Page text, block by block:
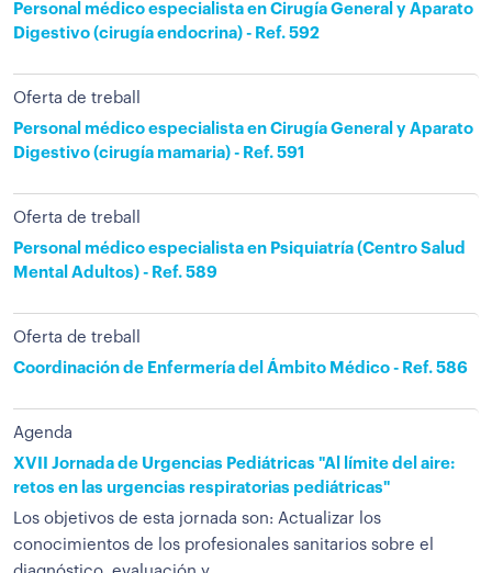
Personal médico especialista en Cirugía General y Aparato
Digestivo (cirugía endocrina) - Ref. 592
Oferta de treball
Personal médico especialista en Cirugía General y Aparato
Digestivo (cirugía mamaria) - Ref. 591
Oferta de treball
Personal médico especialista en Psiquiatría (Centro Salud
Mental Adultos) - Ref. 589
Oferta de treball
Coordinación de Enfermería del Ámbito Médico - Ref. 586
Agenda
XVII Jornada de Urgencias Pediátricas "Al límite del aire:
retos en las urgencias respiratorias pediátricas"
Los objetivos de esta jornada son: Actualizar los
conocimientos de los profesionales sanitarios sobre el